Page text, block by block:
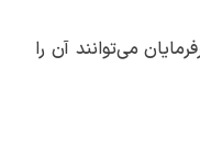
می‌توانند آن را